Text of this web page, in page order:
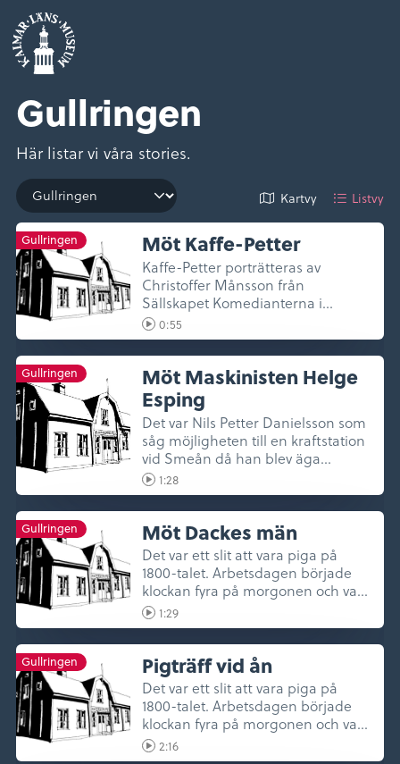
Gullringen
Här listar vi våra stories.
Kartvy Listvy
Gullringen Möt Kaffe-Petter
Kaffe-Petter porträtteras av
Christoffer Månsson från
Sällskapet Komedianterna i
Vimmerby.
0:55
Gullringen Möt Maskinisten Helge
Esping
Det var Nils Petter Danielsson som
såg möjligheten till en kraftstation
vid Smeån då han blev äga...
1:28
Gullringen Möt Dackes män
Det var ett slit att vara piga på
1800-talet. Arbetsdagen började
klockan fyra på morgonen och va...
1:29
Gullringen Pigträff vid ån
Det var ett slit att vara piga på
1800-talet. Arbetsdagen började
klockan fyra på morgonen och va...
2:16